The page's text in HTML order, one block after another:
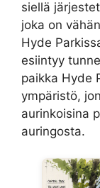
siellä
joka on
Hyde
esiintyy
paikka Hyde
ympäristö,
aurinkoisina
auringosta.